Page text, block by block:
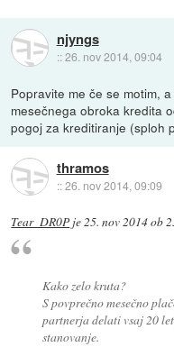
njyngs
::26. nov 2014, 09:04
Popravite me če se motim,
mesečnega obroka kredita
pogoj za kreditiranje (sploh
thramos
::26. nov 2014, 09:09
Tear_DR0P je 25. nov 2014 ob
Kako zelo kruta?
S povprečno mesečno
partnerja delati vsaj 20
stanovanje.